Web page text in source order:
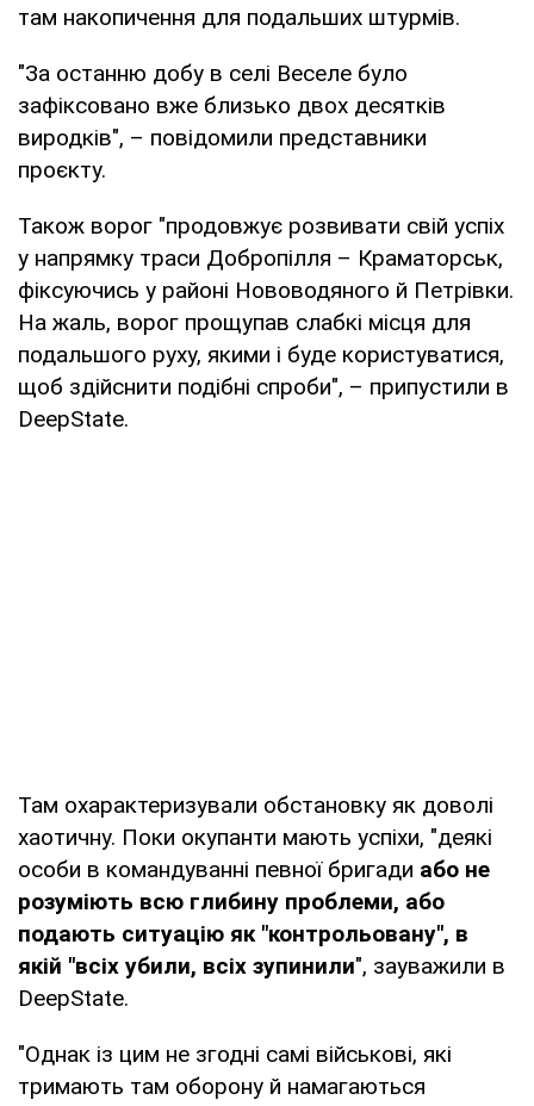
там накопичення для подальших штурмів.
"За останню добу в селі Веселе було
зафіксовано вже близько двох десятків
виродків", – повідомили представники
проєкту.
Також ворог "продовжує розвивати свій успіх
у напрямку траси Добропілля – Краматорськ,
фіксуючись у районі Нововодяного й Петрівки.
На жаль, ворог прощупав слабкі місця для
подальшого руху, якими і буде користуватися,
щоб здійснити подібні спроби", – припустили в
DeepState.
Там охарактеризували обстановку як доволі
хаотичну. Поки окупанти мають успіхи, "деякі
особи в командуванні певної бригади або не
розуміють всю глибину проблеми, або
подають ситуацію як "контрольовану", в
якій "всіх убили, всіх зупинили", зауважили в
DeepState.
"Однак із цим не згодні самі військові, які
тримають там оборону й намагаються